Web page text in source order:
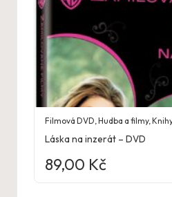
Filmová DVD,Hudba a filmy,
Láska na inzerát – DVD
89,00 Kč